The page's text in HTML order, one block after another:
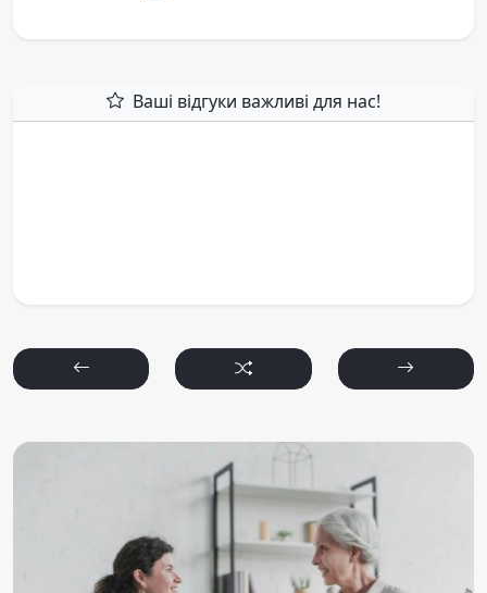
Ваші відгуки важливі для нас!